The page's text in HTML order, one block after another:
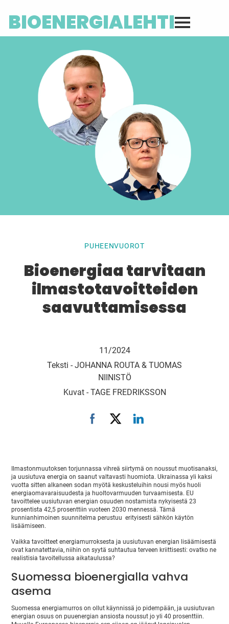
BIOENERGIALEHTI
PUHEENVUOROT
Bioenergiaa tarvitaan
ilmastotavoitteiden
saavuttamisessa
11/2024
Teksti - JOHANNA ROUTA & TUOMAS
NIINISTÖ
Kuvat - TAGE FREDRIKSSON
Ilmastonmuutoksen torjunnassa vihreä siirtymä on noussut muotisanaksi,
ja uusiutuva energia on saanut valtavasti huomiota. Ukrainassa yli kaksi
vuotta sitten alkaneen sodan myötä keskusteluihin nousi myös huoli
energiaomavaraisuudesta ja huoltovarmuuden turvaamisesta. EU
tavoittelee uusiutuvan energian osuuden nostamista nykyisestä 23
prosentista 42,5 prosenttiin vuoteen 2030 mennessä. Tämä
kunnianhimoinen suunnitelma perustuu erityisesti sähkön käytön
lisäämiseen.
Vaikka tavoitteet energiamurroksesta ja uusiutuvan energian lisäämisestä
ovat kannatettavia, niihin on syytä suhtautua terveen kriittisesti: ovatko ne
realistisia tavoitellussa aikataulussa?
Suomessa bioenergialla vahva
asema
Suomessa energiamurros on ollut käynnissä jo pidempään, ja uusiutuvan
energian osuus on puuenergian ansiosta noussut jo yli 40 prosenttiin.